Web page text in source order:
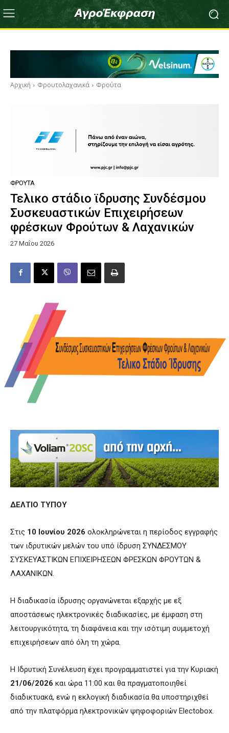
Αρχική Φρουτολαχανικά Φρούτα
ΦΡΟΎΤΑ
Τελικο στάδιο ϊδρυσης Συνδέσμου
Συσκευαστικών Επιχειρήσεων
φρέσκων Φρούτων & Λαχανικών
27 Μαΐου 2026
ΔΕΛΤΙΟ ΤΥΠΟΥ
Στις 10 Ιουνίου 2026 ολοκληρώνεται η περίοδος εγγραφής
των ιδρυτικών μελών του υπό ίδρυση ΣΥΝΔΕΣΜΟΥ
ΣΥΣΚΕΥΑΣΤΙΚΩΝ ΕΠΙΧΕΙΡΗΣΕΩΝ ΦΡΕΣΚΩΝ ΦΡΟΥΤΩΝ &
ΛΑΧΑΝΙΚΩΝ.
Η διαδικασία ίδρυσης οργανώνεται εξαρχής με εξ
αποστάσεως ηλεκτρονικές διαδικασίες, με έμφαση στη
λειτουργικότητα, τη διαφάνεια και την ισότιμη συμμετοχή
επιχειρήσεων από όλη τη χώρα.
Η Ιδρυτική Συνέλευση έχει προγραμματιστεί για την Κυριακή
21/06/2026 και ώρα 11:00 και θα πραγματοποιηθεί
διαδικτυακά, ενώ η εκλογική διαδικασία θα υποστηριχθεί
από την πλατφόρμα ηλεκτρονικών ψηφοφοριών Electobox.